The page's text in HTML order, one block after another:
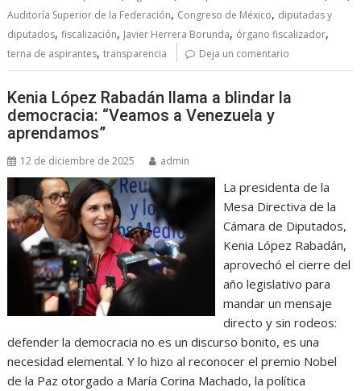
Auditoría Superior de la Federación, Congreso de México, diputadas y
diputados,fiscalización, Javier Herrera Borunda, órgano fiscalizador,
terna de aspirantes,transparencia Deja un comentario
Kenia López Rabadán llama a blindar la
democracia: “Veamos a Venezuela y
aprendamos”
12 de diciembre de 2025 admin
La presidenta de la
Mesa Directiva de la
Cámara de Diputados,
Kenia López Rabadán,
aprovechó el cierre del
año legislativo para
mandar un mensaje
directo y sin rodeos:
defender la democracia no es un discurso bonito, es una
necesidad elemental. Y lo hizo al reconocer el premio Nobel
de la Paz otorgado a María Corina Machado, la política